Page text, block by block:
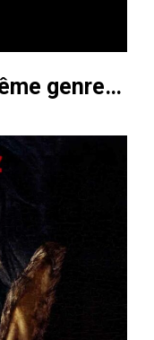
genre…